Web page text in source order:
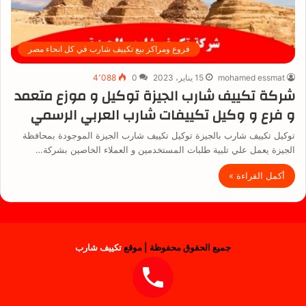
فروع ومراكز بيع تكييف شارب في كل انحاء مصر
mohamed essmat 15 يناير، 2023 0 4٬088
شركة تكييف شارب الجيزة توكيل و موزع متعمد
و فرع و وكيل تكييفات شارب العربي الرسمي
توكيل تكييف شارب بالجيزة توكيل تكييف شارب الجيزة الموجودة بمحافظة
الجيزة يعمل علي تلبية طلبات المستخدمين و العملاء الخاصين بشركة…
أكمل القراءة »
جميع الحقوق محفوظة | موقعتكييف شارب
فيسبوك